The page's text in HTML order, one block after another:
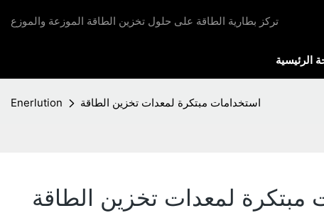
تركز بطارية الطاقة على حلول تخزين الطاقة الموزعة والموزع
الرئيسية
Enerlution استخدامات مبتكرة لمعدات تخزين الطاقة
مبتكرة لمعدات تخزين الطاقة